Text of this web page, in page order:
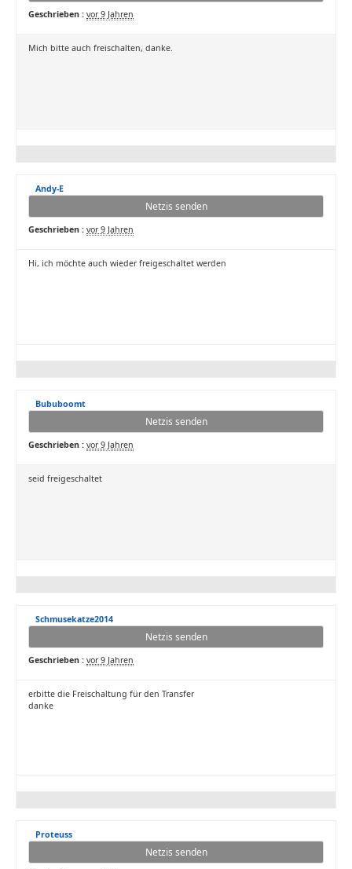
Geschrieben : vor 9 Jahren
Mich bitte auch freischalten, danke.
Andy-E
Netzis senden
Geschrieben : vor 9 Jahren
Hi, ich möchte auch wieder freigeschaltet werden
Bububoomt
Netzis senden
Geschrieben : vor 9 Jahren
seid freigeschaltet
Schmusekatze2014
Netzis senden
Geschrieben : vor 9 Jahren
erbitte die Freischaltung für den Transfer
danke
Proteuss
Netzis senden